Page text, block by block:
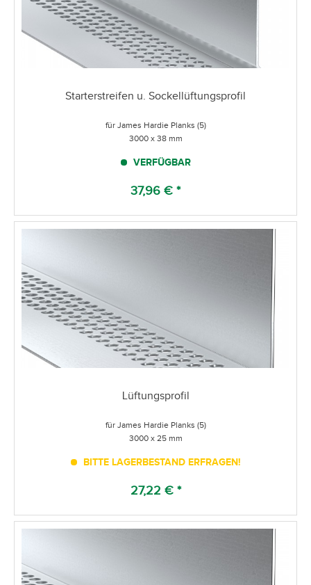
Starterstreifen u. Sockellüftungsprofil
für James Hardie Planks (5)
3000 x 38 mm
VERFÜGBAR
37,96 € *
Lüftungsprofil
für James Hardie Planks (5)
3000 x 25 mm
BITTE LAGERBESTAND ERFRAGEN!
27,22 € *